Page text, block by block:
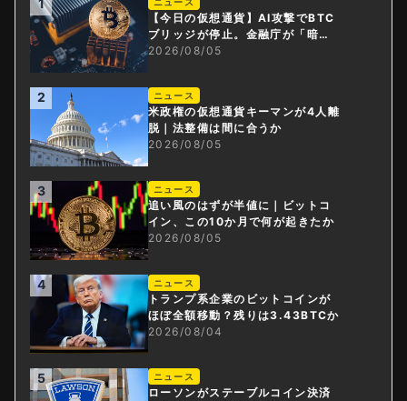
1
【今日の仮想通貨】AI攻撃でBTC
ブリッジが停止。金融庁が「暗号
資産・ステーブルコイン課」新設
2026/08/05
2 ニュース
米政権の仮想通貨キーマンが4人離
脱｜法整備は間に合うか
2026/08/05
3 ニュース
追い風のはずが半値に｜ビットコ
イン、この10か月で何が起きたか
2026/08/05
4 ニュース
トランプ系企業のビットコインが
ほぼ全額移動？残りは3.43BTCか
2026/08/04
5 ニュース
ローソンがステーブルコイン決済